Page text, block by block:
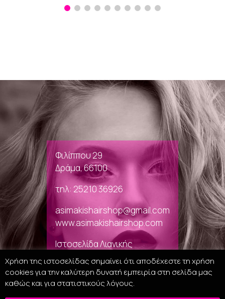
Φιλίππου 29
Δράμα, 66100
τηλ: 25210 36926
asimakishairshop@gmail.com
www.asimakishairshop.com
Ιστοσελίδα Λιανικής
Πολιτικη απορρητου – Χρηση Cookies
Χρήση της ιστοσελίδας σημαίνει ότι αποδέχεστε τη χρήση
cookies για την καλύτερη δυνατή εμπειρία στη σελίδα μας
καθώς και για στατιστικούς λόγους.